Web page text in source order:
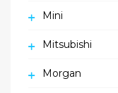
Mini
Mitsubishi
Morgan